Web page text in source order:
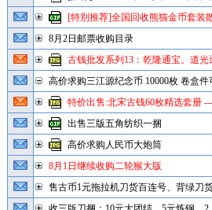
[特别推荐]全国回收熊猫金币套装
8月2日邮票收购目录
古钱批发系列13：乾隆通宝。道光
高价求购三江源纪念币 10000枚 卷盒件
特价出售:北宋古钱60枚精选套册
出售三版五角纺织一捆
高价求购人民币大炮筒
8月1日继续收购二轮猴大版
售古币1元拖拉机刀货百连号、背绿刀